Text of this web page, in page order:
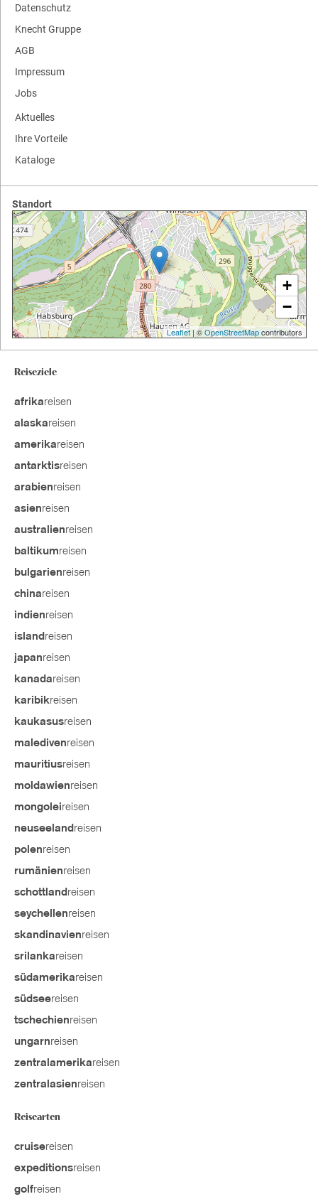
Datenschutz
Knecht Gruppe
AGB
Impressum
Jobs
Aktuelles
Ihre Vorteile
Kataloge
Standort
+
−
Leaflet| ©OpenStreetMapcontributors
Reiseziele
afrikareisen
alaskareisen
amerikareisen
antarktisreisen
arabienreisen
asienreisen
australienreisen
baltikumreisen
bulgarienreisen
chinareisen
indienreisen
island reisen
japanreisen
kanadareisen
karibikreisen
kaukasusreisen
maledivenreisen
mauritiusreisen
moldawienreisen
mongoleireisen
neuseeland reisen
polenreisen
rumänienreisen
schottland reisen
seychellenreisen
skandinavienreisen
srilankareisen
südamerikareisen
südseereisen
tschechienreisen
ungarnreisen
zentralamerikareisen
zentralasienreisen
Reisearten
cruisereisen
expeditionsreisen
golfreisen